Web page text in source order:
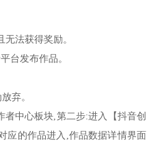
法获得奖励。
台发布作品。
弃。
者中心板块,第二步:进入【抖音创
应的作品进入,作品数据详情界面